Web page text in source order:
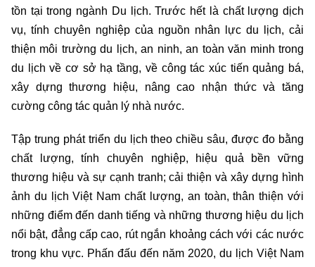
tồn tại trong ngành Du lịch. Trước hết là chất lượng dịch
vụ, tính chuyên nghiệp của nguồn nhân lực du lịch, cải
thiện môi trường du lịch, an ninh, an toàn văn minh trong
du lịch về cơ sở hạ tầng, về công tác xúc tiến quảng bá,
xây dựng thương hiệu, nâng cao nhận thức và tăng
cường công tác quản lý nhà nước.
Tập trung phát triển du lịch theo chiều sâu, được đo bằng
chất lượng, tính chuyên nghiệp, hiệu quả bền vững
thương hiệu và sự cạnh tranh; cải thiện và xây dựng hình
ảnh du lịch Việt Nam chất lượng, an toàn, thân thiện với
những điểm đến danh tiếng và những thương hiệu du lịch
nổi bật, đẳng cấp cao, rút ngắn khoảng cách với các nước
trong khu vực. Phấn đấu đến năm 2020, du lịch Việt Nam